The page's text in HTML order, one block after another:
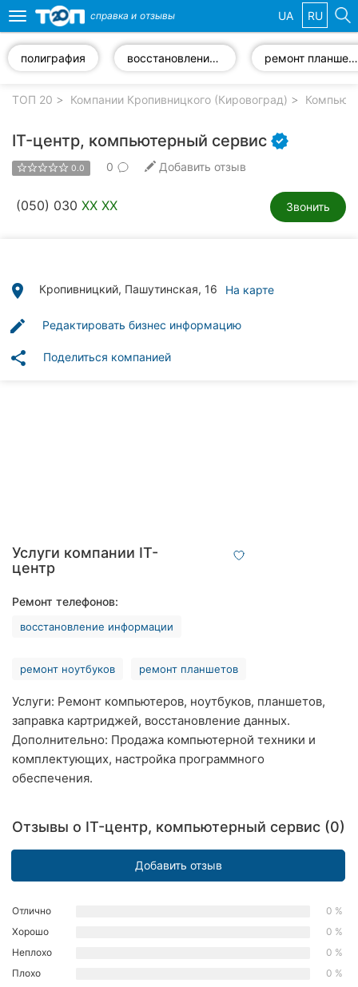
компании
клиники
Автошколы
Все
города:
Кропивницкий
Винница
Житомир
Тернополь
Ровно
Киев
Днепр
Львов
Toggle
navigation
справка и отзывы UA RU
полиграфия восстановление информации ремонт планшетов
ТОП 20 Компании Кропивницкого (Кировоград)
IT-центр, компьютерный сервис
0.0 0 Добавить отзыв
(050) 030 XX XX Звонить
place Кропивницкий, Пашутинская, 16 На карте
edit Редактировать бизнес информацию
share Поделиться компанией
Услуги компании IT-
центр
Ремонт телефонов:
восстановление информации
ремонт ноутбуков ремонт планшетов
Услуги: Ремонт компьютеров, ноутбуков, планшетов,
заправка картриджей, восстановление данных.
Дополнительно: Продажа компьютерной техники и
комплектующих, настройка программного
обеспечения.
Отзывы о IT-центр, компьютерный сервис (0)
Добавить отзыв
Отлично
0 %
Хорошо
0 %
Неплохо
0 %
Плохо
0 %